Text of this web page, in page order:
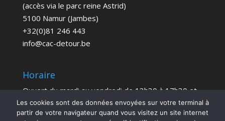
(accès via le parc reine Astrid)
5100 Namur (Jambes)
+32(0)81 246 443
info@cac-detour.be
Horaire
Ouvert du mardi au vendredi de 13h30 à 17h30 et
le samedi de 14h à 18h
Les cookies sont des données envoyées sur votre terminal à
partir de votre navigateur quand vous visitez un site internet